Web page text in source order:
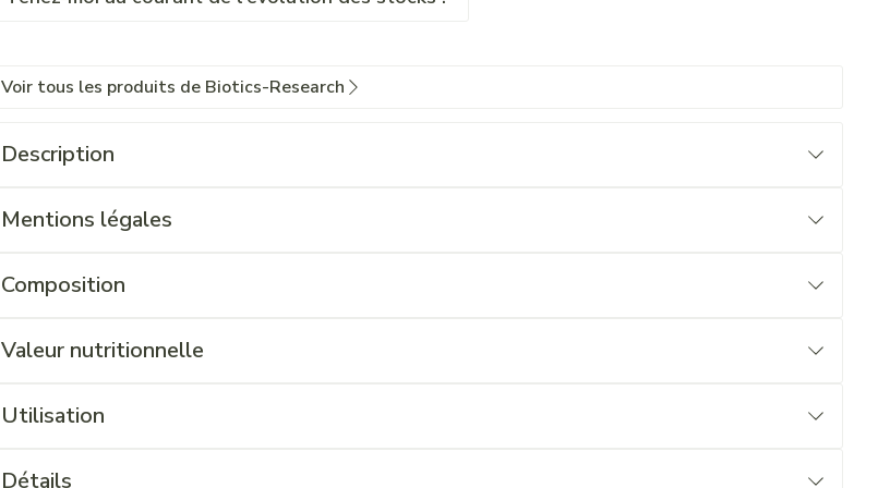
Voir tous les produits de Biotics-Research
Description
Mentions légales
Composition
Valeur nutritionnelle
Utilisation
Détails